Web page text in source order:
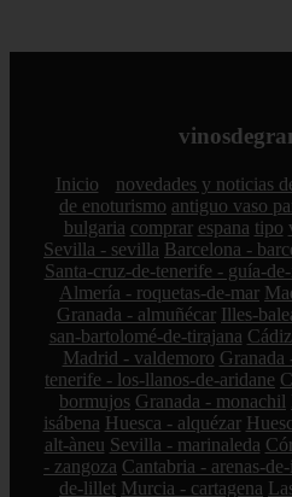
Inicio novedades y noticias
de enoturismo antiguo vaso
bulgaria comprar espana tipo
Sevilla - sevilla Barcelona -
Santa-cruz-de-tenerife - guía-
Almería - roquetas-de-mar
Granada - almuñécar Illes-
san-bartolomé-de-tirajana
Madrid - valdemoro Granada
tenerife - los-llanos-de-aridane
bormujos Granada - monachil
isábena Huesca - alquézar
alt-àneu Sevilla - marinaleda
- zangoza Cantabria - arenas-
de-lillet Murcia - cartagena